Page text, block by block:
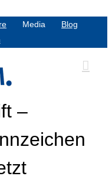
Media Blog
–